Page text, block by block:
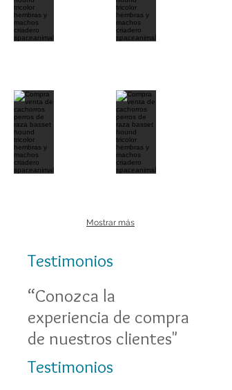
Mostrar más
Testimonios
“Conozca la
experiencia de compra
de nuestros clientes"
Testimonios